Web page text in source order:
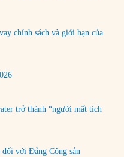
chính sách và giới hạn của
trở thành “người mất tích
với Đảng Cộng sản